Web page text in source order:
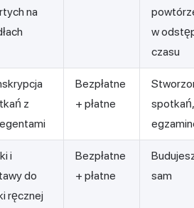
na
w
czasu
z
Bezpłatne
+ płatne
i
do
ręcznej
Bezpłatne
+ płatne
sam